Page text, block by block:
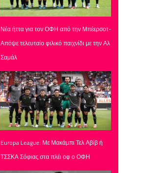
Νέα ήττα για τον ΟΦΗ από την Μπέερσοτ-
Απόψε τελευταίο φιλικό παιχνίδι με την Αλ
Σαμάλ
Europa League: Με Μακάμπι Τελ Αβίβ ή
ΤΣΣΚΑ Σόφιας στα πλέι οφ ο ΟΦΗ